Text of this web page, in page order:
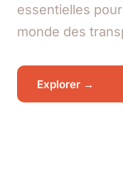
essentielles
monde des
Explorer →